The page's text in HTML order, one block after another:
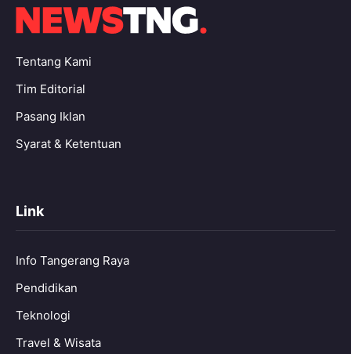
Tentang Kami
Tim Editorial
Pasang Iklan
Syarat & Ketentuan
Link
Info Tangerang Raya
Pendidikan
Teknologi
Travel & Wisata